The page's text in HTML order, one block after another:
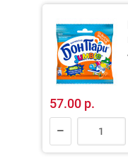
57.00 р.